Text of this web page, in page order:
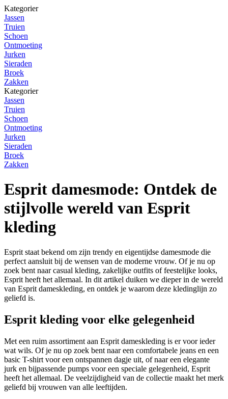
Kategorier
Jassen
Truien
Schoen
Ontmoeting
Jurken
Sieraden
Broek
Zakken
Kategorier
Jassen
Truien
Schoen
Ontmoeting
Jurken
Sieraden
Broek
Zakken
Esprit damesmode: Ontdek de
stijlvolle wereld van Esprit
kleding
Esprit staat bekend om zijn trendy en eigentijdse damesmode die
perfect aansluit bij de wensen van de moderne vrouw. Of je nu op
zoek bent naar casual kleding, zakelijke outfits of feestelijke looks,
Esprit heeft het allemaal. In dit artikel duiken we dieper in de wereld
van Esprit dameskleding, en ontdek je waarom deze kledinglijn zo
geliefd is.
Esprit kleding voor elke gelegenheid
Met een ruim assortiment aan Esprit dameskleding is er voor ieder
wat wils. Of je nu op zoek bent naar een comfortabele jeans en een
basic T-shirt voor een ontspannen dagje uit, of naar een elegante
jurk en bijpassende pumps voor een speciale gelegenheid, Esprit
heeft het allemaal. De veelzijdigheid van de collectie maakt het merk
geliefd bij vrouwen van alle leeftijden.